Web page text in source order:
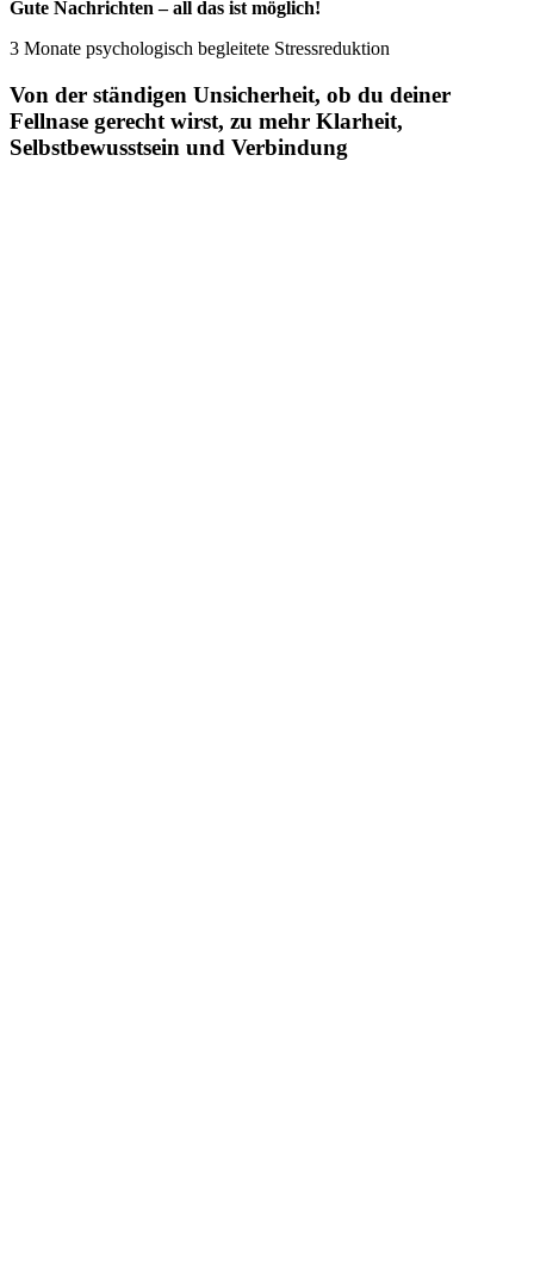
Gute Nachrichten – all das ist möglich!
3 Monate psychologisch begleitete Stressreduktion
Von der ständigen Unsicherheit, ob du deiner
Fellnase gerecht wirst, zu mehr Klarheit,
Selbstbewusstsein und Verbindung